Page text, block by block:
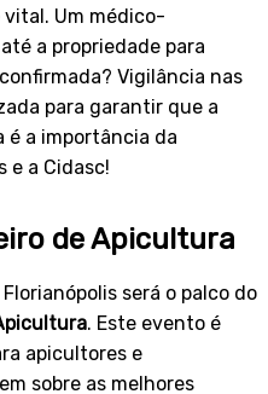
vital. Um médico-
a propriedade para
Vigilância nas
para garantir que a
é a importância da
e a Cidasc!
de Apicultura
será o palco do
. Este evento é
apicultores e
sobre as melhores